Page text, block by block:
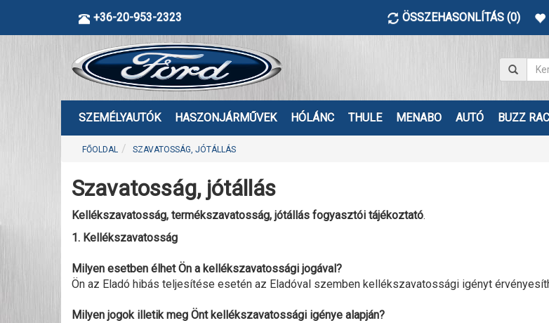
+36-20-953-2323 ÖSSZEHASONLÍTÁS (0)
SZEMÉLYAUTÓK HASZONJÁRMŰVEK HÓLÁNC THULE MENABO AUTÓ BUZZ
FŐOLDAL SZAVATOSSÁG, JÓTÁLLÁS
Szavatosság, jótállás
Kellékszavatosság, termékszavatosság, jótállás fogyasztói tájékoztató.
1. Kellékszavatosság
Milyen esetben élhet Ön a kellékszavatossági jogával?
Ön az Eladó hibás teljesítése esetén az Eladóval szemben kellékszavatossági igényt
Milyen jogok illetik meg Önt kellékszavatossági igénye alapján?